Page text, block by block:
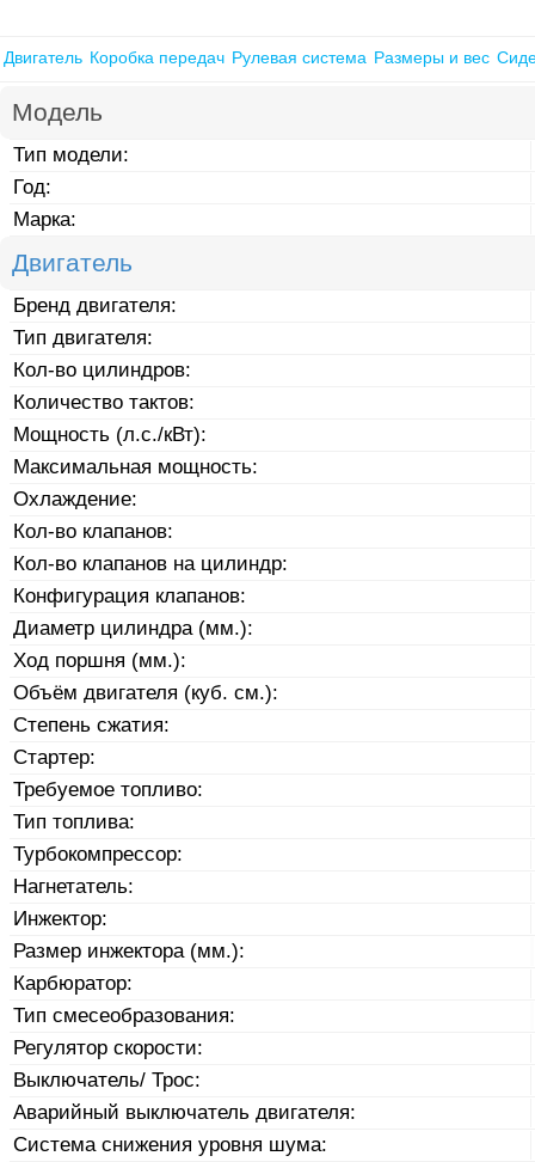
Двигатель Коробка передач Рулевая система Размеры и вес
Модель
Тип модели:
Год:
Марка:
Двигатель
Бренд двигателя:
Тип двигателя:
Кол-во цилиндров:
Количество тактов:
Мощность (л.с./кВт):
Максимальная мощность:
Охлаждение:
Кол-во клапанов:
Кол-во клапанов на цилиндр:
Конфигурация клапанов:
Диаметр цилиндра (мм.):
Ход поршня (мм.):
Объём двигателя (куб. см.):
Степень сжатия:
Стартер:
Требуемое топливо:
Тип топлива:
Турбокомпрессор:
Нагнетатель:
Инжектор:
Размер инжектора (мм.):
Карбюратор:
Тип смесеобразования:
Регулятор скорости:
Выключатель/ Трос:
Аварийный выключатель двигателя:
Система снижения уровня шума: